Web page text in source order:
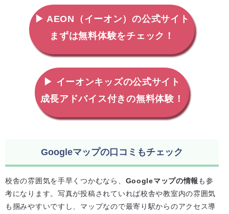
▶ AEON（イーオン）の公式サイト
まずは無料体験をチェック！
▶ イーオンキッズの公式サイト
成長アドバイス付きの無料体験！
Googleマップの口コミもチェック
校舎の雰囲気を手早くつかむなら、 Googleマップの情報 も参
考になります。写真が投稿されていれば校舎や教室内の雰囲気
も掴みやすいですし、マップなので最寄り駅からのアクセス導